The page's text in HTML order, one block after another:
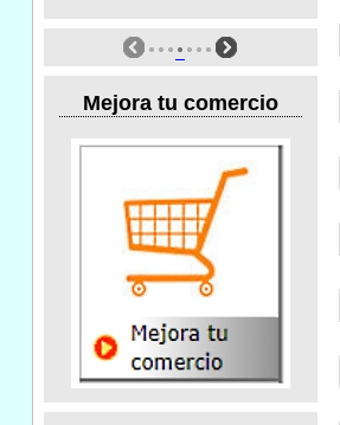
Mejora tu comercio